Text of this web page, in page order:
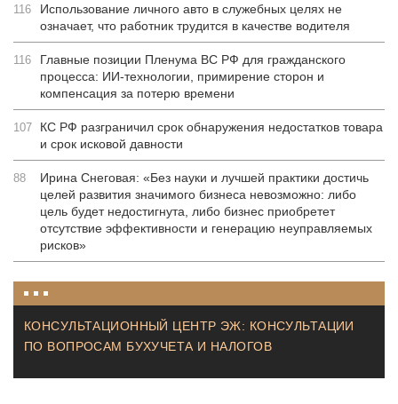
116
Использование личного авто в служебных целях не
означает, что работник трудится в качестве водителя
116
Главные позиции Пленума ВС РФ для гражданского
процесса: ИИ-технологии, примирение сторон и
компенсация за потерю времени
107
КС РФ разграничил срок обнаружения недостатков товара
и срок исковой давности
88
Ирина Снеговая: «Без науки и лучшей практики достичь
целей развития значимого бизнеса невозможно: либо
цель будет недостигнута, либо бизнес приобретет
отсутствие эффективности и генерацию неуправляемых
рисков»
КОНСУЛЬТАЦИОННЫЙ ЦЕНТР ЭЖ: КОНСУЛЬТАЦИИ
ПО ВОПРОСАМ БУХУЧЕТА И НАЛОГОВ